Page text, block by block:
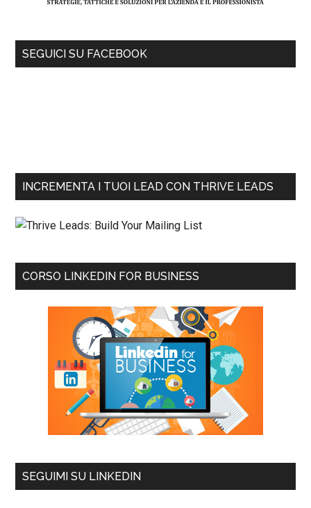
SEGUICI SU FACEBOOK
INCREMENTA I TUOI LEAD CON THRIVE LEADS
CORSO LINKEDIN FOR BUSINESS
SEGUIMI SU LINKEDIN